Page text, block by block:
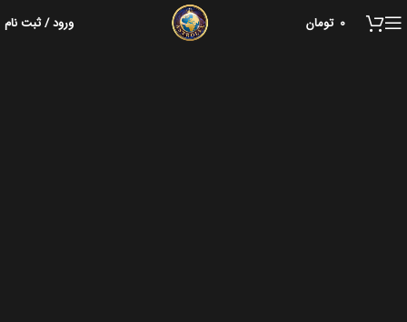
0 تومان ورود / ثبت نام